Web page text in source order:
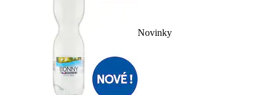
Novinky